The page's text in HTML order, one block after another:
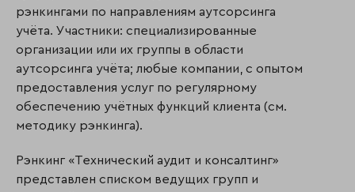
рэнкингами по направлениям аутсорсинга
учёта. Участники: специализированные
организации или их группы в области
аутсорсинга учёта; любые компании, с опытом
предоставления услуг по регулярному
обеспечению учётных функций клиента (см.
методику рэнкинга).
Рэнкинг «Технический аудит и консалтинг»
представлен списком ведущих групп и